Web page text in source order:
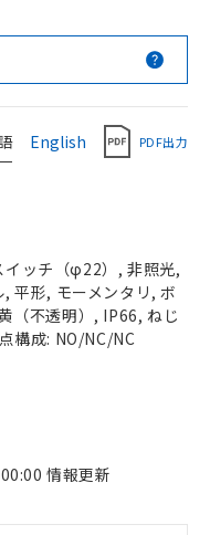
English PDF出力
イッチ（φ22）, 非照光,
平形, モーメンタリ, ボ
（不透明）, IP66, ねじ
構成: NO/NC/NC
情報更新